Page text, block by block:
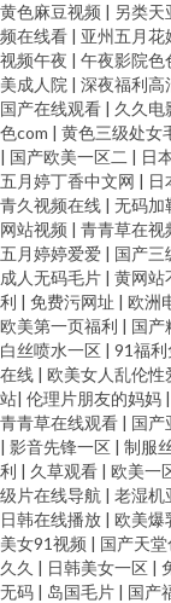
黄色麻豆视频 | 另类天
频在线看 | 亚州五月花
视频午夜 | 午夜影院色
美成人院 | 深夜福利高
国产在线观看 | 久久电
色com | 黄色三级处女
| 国产欧美一区二 | 日
五月婷丁香中文网 | 日
青久视频在线 | 无码加
网站视频 | 青青草在视
五月婷婷爱爱 | 国产三
成人无码毛片 | 黄网站
利 | 免费污网址 | 欧洲
欧美第一页福利 | 国产
白丝喷水一区 | 91福利
在线 | 欧美女人乱伦性
站| 伦理片朋友的妈妈 |
青青草在线观看 | 国产
| 影音先锋一区 | 制服
利 | 久草观看 | 欧美一
级片在线导航 | 老湿机
日韩在线播放 | 欧美爆
美女91视频 | 国产天
久久 | 日韩美女一区 |
无码 | 岛国毛片 | 国产